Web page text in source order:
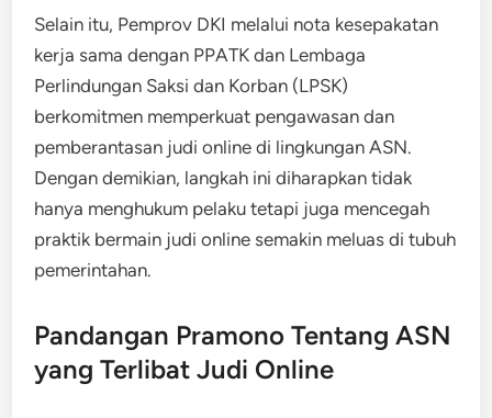
Selain itu, Pemprov DKI melalui nota kesepakatan
kerja sama dengan PPATK dan Lembaga
Perlindungan Saksi dan Korban (LPSK)
berkomitmen memperkuat pengawasan dan
pemberantasan judi online di lingkungan ASN.
Dengan demikian, langkah ini diharapkan tidak
hanya menghukum pelaku tetapi juga mencegah
praktik bermain judi online semakin meluas di tubuh
pemerintahan.
Pandangan Pramono Tentang ASN
yang Terlibat Judi Online